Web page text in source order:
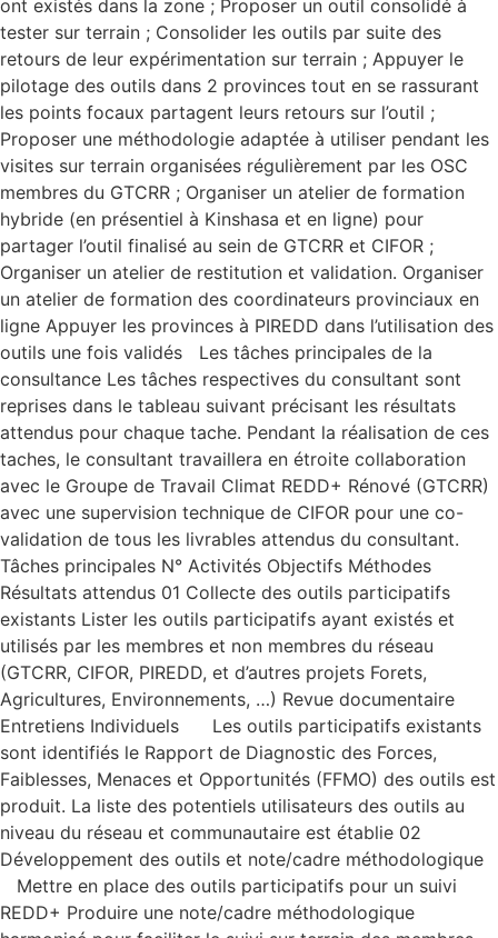
ont existés dans la zone ; Proposer un outil consolidé à
tester sur terrain ; Consolider les outils par suite des
retours de leur expérimentation sur terrain ; Appuyer le
pilotage des outils dans 2 provinces tout en se rassurant
les points focaux partagent leurs retours sur l’outil ;
Proposer une méthodologie adaptée à utiliser pendant les
visites sur terrain organisées régulièrement par les OSC
membres du GTCRR ; Organiser un atelier de formation
hybride (en présentiel à Kinshasa et en ligne) pour
partager l’outil finalisé au sein de GTCRR et CIFOR ;
Organiser un atelier de restitution et validation. Organiser
un atelier de formation des coordinateurs provinciaux en
ligne Appuyer les provinces à PIREDD dans l’utilisation des
outils une fois validés Les tâches principales de la
consultance Les tâches respectives du consultant sont
reprises dans le tableau suivant précisant les résultats
attendus pour chaque tache. Pendant la réalisation de ces
taches, le consultant travaillera en étroite collaboration
avec le Groupe de Travail Climat REDD+ Rénové (GTCRR)
avec une supervision technique de CIFOR pour une co-
validation de tous les livrables attendus du consultant.
Tâches principales N° Activités Objectifs Méthodes
Résultats attendus 01 Collecte des outils participatifs
existants Lister les outils participatifs ayant existés et
utilisés par les membres et non membres du réseau
(GTCRR, CIFOR, PIREDD, et d’autres projets Forets,
Agricultures, Environnements, …) Revue documentaire
Entretiens Individuels Les outils participatifs existants
sont identifiés le Rapport de Diagnostic des Forces,
Faiblesses, Menaces et Opportunités (FFMO) des outils est
produit. La liste des potentiels utilisateurs des outils au
niveau du réseau et communautaire est établie 02
Développement des outils et note/cadre méthodologique
Mettre en place des outils participatifs pour un suivi
REDD+ Produire une note/cadre méthodologique